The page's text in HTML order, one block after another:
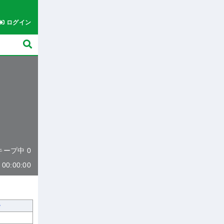
ログイン
ープ中 0
00:00:00